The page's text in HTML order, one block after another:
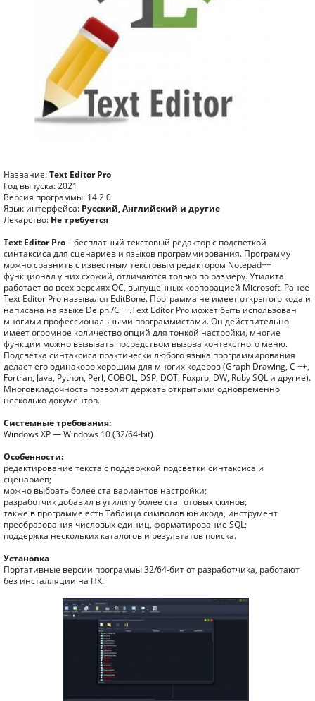
Название:Text Editor Pro
Год выпуска: 2021
Версия программы: 14.2.0
Язык интерфейса: Русский, Английский и другие
Лекарство: Не требуется
Text Editor Pro– бесплатный текстовый редактор с подсветкой
синтаксиса для сценариев и языков программирования. Программу
можно сравнить с известным текстовым редактором Notepad++
функционал у них схожий, отличаются только по размеру. Утилита
работает во всех версиях ОС, выпущенных корпорацией Microsoft. Ранее
Text Editor Pro назывался EditBone. Программа не имеет открытого кода и
написана на языке Delphi/C++.Text Editor Pro может быть использован
многими профессиональными программистами. Он действительно
имеет огромное количество опций для тонкой настройки, многие
функции можно вызывать посредством вызова контекстного меню.
Подсветка синтаксиса практически любого языка программирования
делает его одинаково хорошим для многих кодеров (Graph Drawing, C ++,
Fortran, Java, Python, Perl, COBOL, DSP, DOT, Foxpro, DW, Ruby SQL и другие).
Многовкладочность позволит держать открытыми одновременно
несколько документов.
Системные требования:
Windows XP — Windows 10 (32/64-bit)
Особенности:
редактирование текста с поддержкой подсветки синтаксиса и
сценариев;
можно выбрать более ста вариантов настройки;
разработчик добавил в утилиту более ста готовых скинов;
также в программе есть Таблица символов юникода, инструмент
преобразования числовых единиц, форматирование SQL;
поддержка нескольких каталогов и результатов поиска.
Установка
Портативные версии программы 32/64-бит от разработчика, работают
без инсталляции на ПК.